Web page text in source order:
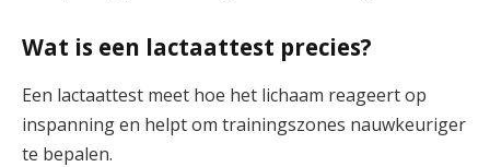
Wat is een lactaattest precies?
Een lactaattest meet hoe het lichaam reageert op
inspanning en helpt om trainingszones nauwkeuriger
te bepalen.